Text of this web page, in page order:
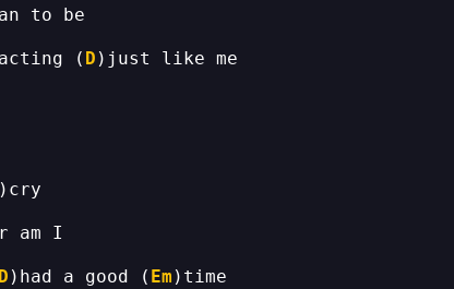
( D
D )had a good ( Em